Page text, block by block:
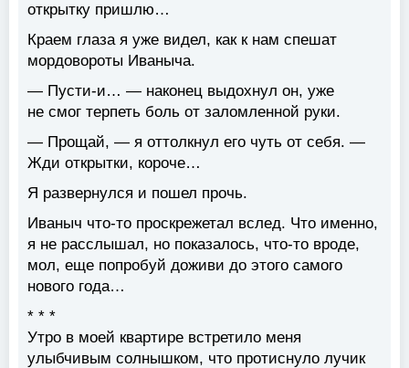
открытку пришлю…
Краем глаза я уже видел, как к нам спешат
мордовороты Иваныча.
— Пусти-и… — наконец выдохнул он, уже
не смог терпеть боль от заломленной руки.
— Прощай, — я оттолкнул его чуть от себя. —
Жди открытки, короче…
Я развернулся и пошел прочь.
Иваныч что-то проскрежетал вслед. Что именно,
я не расслышал, но показалось, что-то вроде,
мол, еще попробуй доживи до этого самого
нового года…
* * *
Утро в моей квартире встретило меня
улыбчивым солнышком, что протиснуло лучик